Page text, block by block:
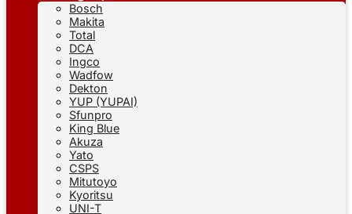
Bosch
Makita
Total
DCA
Ingco
Wadfow
Dekton
YUP (YUPAI)
Sfunpro
King Blue
Akuza
Yato
CSPS
Mitutoyo
Kyoritsu
UNI-T